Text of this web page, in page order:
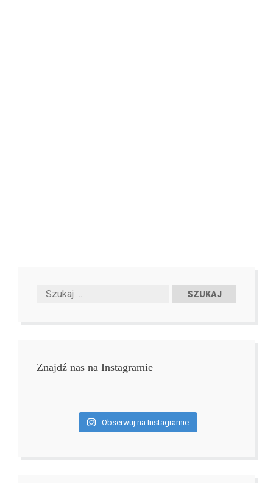
Znajdź nas na Instagramie
Obserwuj na Instagramie